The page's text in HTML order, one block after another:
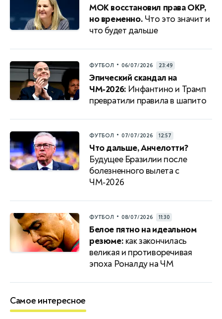
МОК восстановил права ОКР,
но временно. Что это значит и
что будет дальше
ФУТБОЛ • 06/07/2026 23:49
Эпический скандал на
ЧМ-2026: Инфантино и Трамп
превратили правила в шапито
ФУТБОЛ • 07/07/2026 12:57
Что дальше, Анчелотти?
Будущее Бразилии после
болезненного вылета с
ЧМ‑2026
ФУТБОЛ • 08/07/2026 11:30
Белое пятно на идеальном
резюме: как закончилась
великая и противоречивая
эпоха Роналду на ЧМ
Самое интересное